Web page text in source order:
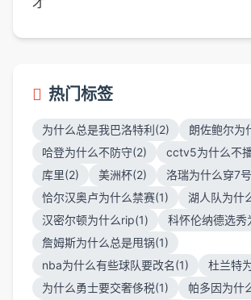
热门标签
为什么总是我巴洛特利(2)
朗佐鲍尔为
哈登为什么不防守(2)
cctv5为什么不
库里(2)
美洲杯(2)
洛瑞为什么穿7
恰尔汉奥卢为什么禁赛(1)
湖人队为什
汉密尔顿为什么rip(1)
科怀伦纳德选秀
詹姆斯为什么总是甩锅(1)
nba为什么有些球队要改名(1)
杜兰特
为什么勇士要交奢侈税(1)
帕多因为什